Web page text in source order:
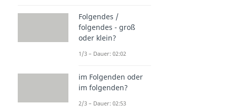
Folgendes /
folgendes - groß
oder klein?
1/3 – Dauer: 02:02
im Folgenden oder
im folgenden?
2/3 – Dauer: 02:53